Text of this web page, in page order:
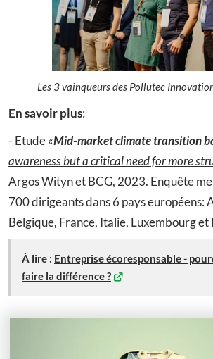
Les 3 vainqueurs des Pollutec
En savoir plus:
- Etude «Mid-market climate transition
awareness but a critical need for more
Argos Wityn et BCG, 2023. Enquête
700 dirigeants dans 6 pays européens:
Belgique, France, Italie, Luxembourg et
À lire : Entreprise écoresponsable -
faire la différence ?